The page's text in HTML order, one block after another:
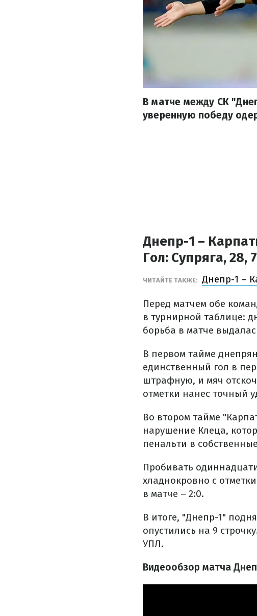
В матче между СК
уверенную победу
Днепр-1 –
Гол: Супряга, 28,
ЧИТАЙТЕ ТАКЖЕ: Днепр-1 –
Перед матчем обе
в турнирной таблице:
борьба в матче
В первом тайме
единственный гол в
штрафную, и мяч
отметки нанес точный
Во втором тайме
нарушение Клеца,
пенальти в
Пробивать
хладнокровно с
в матче – 2:0.
В итоге, "Днепр-1"
опустились на 9
УПЛ.
Видеообзор матча